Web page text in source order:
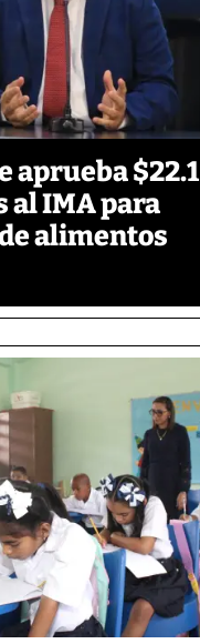
aprueba $22.1
al IMA para
alimentos